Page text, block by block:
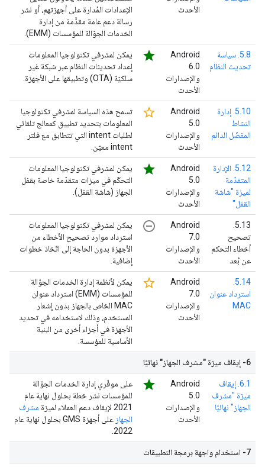
الأحدث
الإعدادات المُدارة على أجهزتهم، أو نشر
رسالة دعم عامة مقدَّمة من إدارة
الخدمات الجوّالة للمؤسسات (EMM).
5.8. سياسة
تحديث النظام
‫Android
6.0
والإصدارات
الأحدث
star
يمكن لمشرفي تكنولوجيا المعلومات
إعداد تحديثات النظام عبر شبكة غير
سلكيّة (OTA) وتطبيقها على الأجهزة.
5.10. إدارة
النشاط
المفضّل الدائم
‫Android
5.0
والإصدارات
الأحدث
star_border
تسمح هذه السياسة لمشرفي تكنولوجيا
المعلومات بتحديد تطبيق كمعالج تلقائي
لطلبات intent التي تتطابق مع فلتر
intent معيّن.
5.12. الإدارة
المتقدّمة
لميزة "شاشة
القفل"
‫Android
5.0
والإصدارات
الأحدث
star
يمكن لمشرفي تكنولوجيا المعلومات
التحكّم في ميزات متقدّمة خاصة بقفل
الجهاز (شاشة القفل).
تصحيح
أخطاء التحكم
عن بُعد
‫Android
7.0
والإصدارات
الأحدث
remove_circle_outline
يمكن لمشرفي تكنولوجيا المعلومات
استرداد موارد تصحيح الأخطاء من
الأجهزة بدون الحاجة إلى اتّخاذ خطوات
إضافية.
استرداد عنوان
MAC
‫Android
7.0
والإصدارات
الأحدث
star_border
يمكن لأنظمة إدارة الخدمات الجوّالة
للمؤسسات (EMM) استرداد عنوان
MAC الخاص بالجهاز بدون إشعار
المستخدم، وذلك لاستخدامه في تحديد
الأجهزة في أجزاء أخرى من البنية
الأساسية للمؤسسة.
6- إيقاف ميزة "مشرف الجهاز" نهائيًا
6.1. إيقاف
ميزة "مشرف
الجهاز" نهائيًا
‫Android
5.0
والإصدارات
الأحدث
star
على موفّري إدارة الخدمات الجوّالة
للمؤسسات نشر خطة بحلول نهاية عام
2021 لإيقاف دعم العملاء لميزة
مشرف
الجهاز
على أجهزة GMS بحلول نهاية عام
2022.
7- استخدام واجهة برمجة التطبيقات